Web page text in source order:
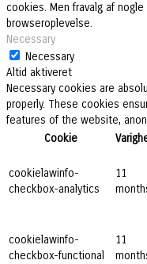
cookies. Men fravalg af
browseroplevelse.
Necessary
Necessary
Altid aktiveret
Necessary cookies are
properly. These cookies
features of the website,
Cookie
cookielawinfo-
checkbox-analytics
11
cookielawinfo-
checkbox-functional
11